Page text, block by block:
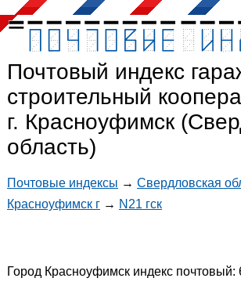
Почтовый индекс
строительный
г. Красноуфимск
область)
Почтовые индексы → Свердловская
Красноуфимск г → N21 гск
Город Красноуфимск индекс почтовый: